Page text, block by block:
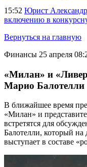
15:52 Юрист
включению в
Вернуться на главную
Финансы 25 апреля
«Милан» и
Марио Балотелли
В ближайшее время
«Милан» и
встретятся для
Балотелли, который
выступает в составе